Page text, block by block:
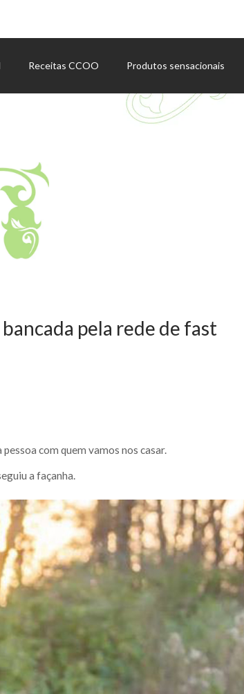
Receitas CCOO Produtos sensacionais
pela rede de fast
com quem vamos nos casar.
a façanha.